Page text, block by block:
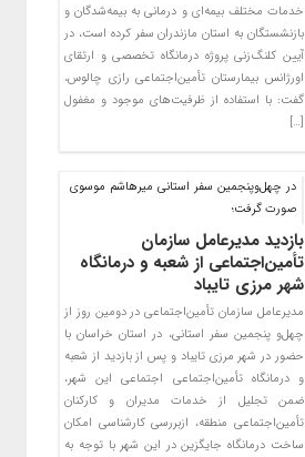
خدمات مختلف بیمه‌ای و درمانی به بیمه‌شدگان و
بازنشستگان به استان مازندران سفر کرده است، در
آیین کلنگ‌زنی پروژه درمانگاه تخصصی و ارتقای
اورژانس بیمارستان تأمین‌اجتماعی رازی چالوس،
گفت: با استفاده از ظرفیت‌های موجود و مغفول
[…]
در چهل‌وپنجمین سفر استانی میرهاشم موسوی
صورت گرفت؛
بازدید مدیرعامل سازمان
تأمین‌اجتماعی از شعبه و درمانگاه
شهر مرزی تایباد
مدیرعامل سازمان تأمین‌اجتماعی در دومین روز از
چهل‌و پنجمین سفر استانی، در استان خراسان با
حضور در شهر مرزی تایباد و پس از بازدید از شعبه
و درمانگاه تأمین‌اجتماعی اجتماعی این شهر،
ضمن تجلیل از خدمات مدیران و کارکنان
تأمین‌اجتماعی منطقه، ازبررسی کارشناسی امکان
ساخت درمانگاه جایگزین در این شهر با توجه به